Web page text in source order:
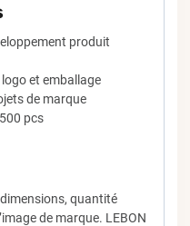
produit
et emballage
de marque
pcs
quantité
de marque. LEBON